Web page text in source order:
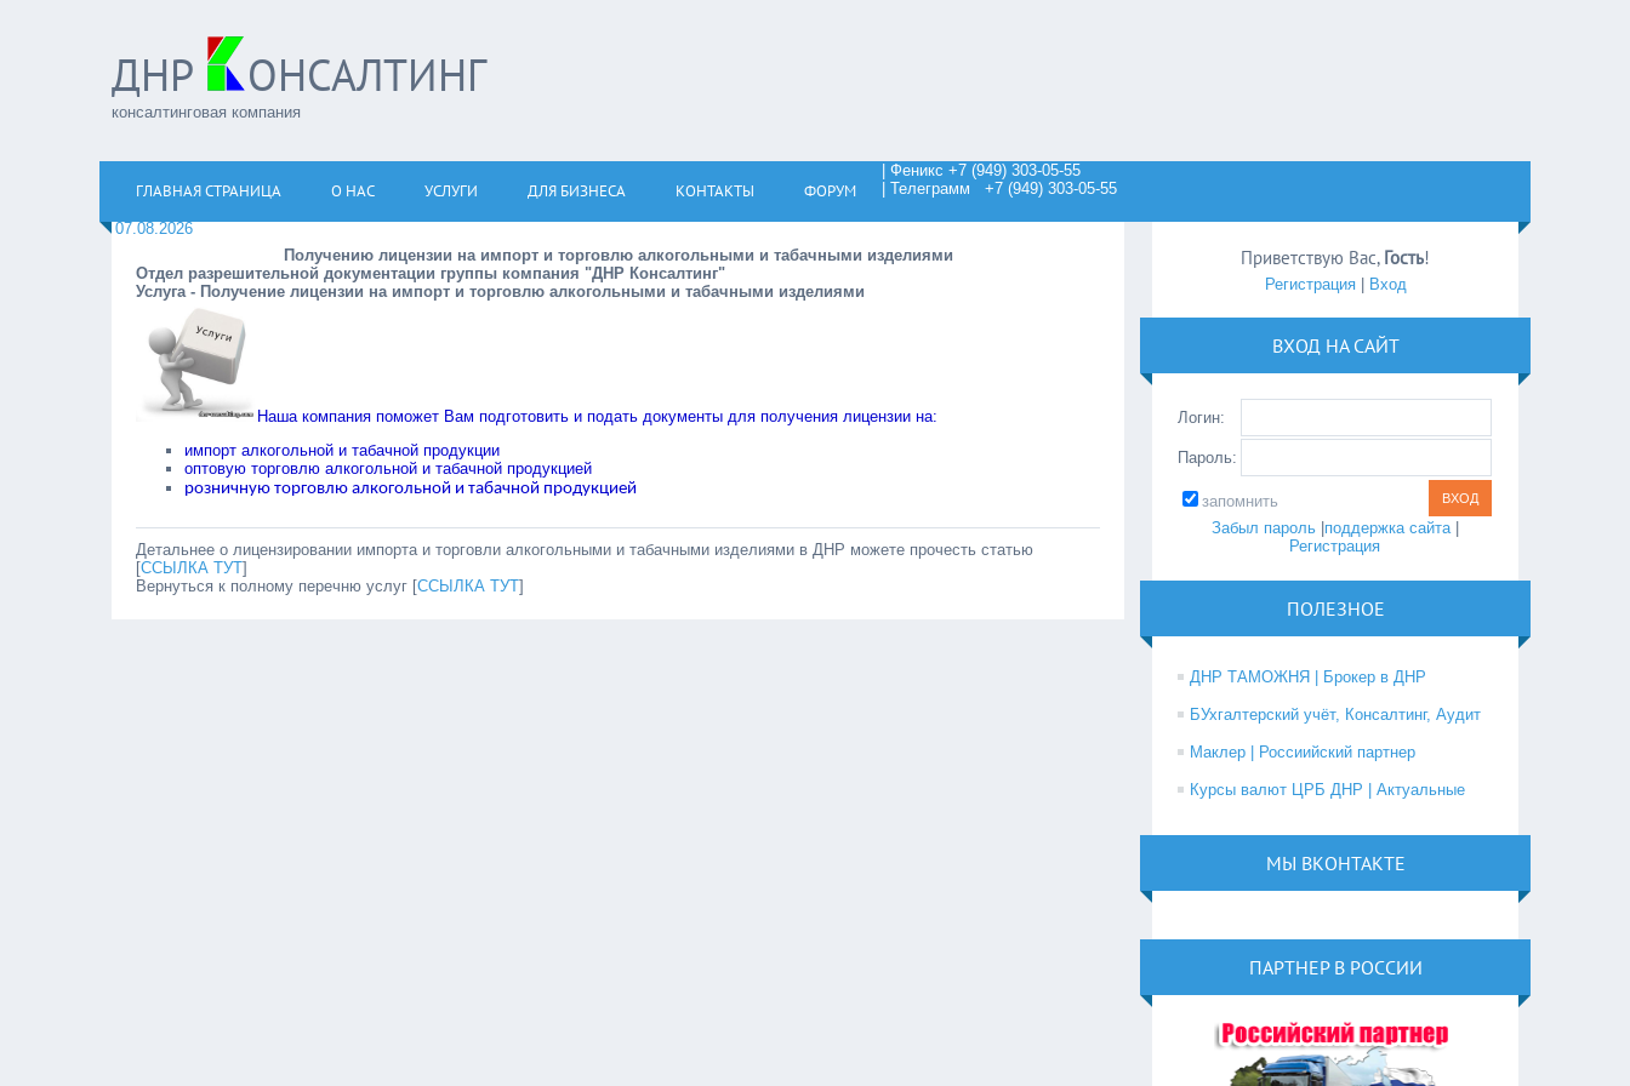
ДНР ОНСАЛТИНГ
консалтинговая компания
07.08.2026
ГЛАВНАЯ СТРАНИЦА О НАС УСЛУГИ ДЛЯ БИЗНЕСА КОНТАКТЫ ФОРУМ
| Феникс +7 (949) 303-05-55
| Телеграмм +7 (949) 303-05-55
Получению лицензии на импорт и торговлю алкогольными и табачными изделиями
Отдел разрешительной документации группы компания "ДНР Консалтинг"
Услуга - Получение лицензии на импорт и торговлю алкогольными и табачными изделиями
Наша компания поможет Вам подготовить и подать документы для получения лицензии на:
импорт алкогольной и табачной продукции
оптовую торговлю алкогольной и табачной продукцией
розничную торговлю алкогольной и табачной продукцией
Детальнее о лицензировании импорта и торговли алкогольными и табачными изделиями в ДНР можете прочесть статью
[ССЫЛКА ТУТ]
Вернуться к полному перечню услуг [ССЫЛКА ТУТ]
Приветствую Вас, Гость!
Регистрация| Вход
ВХОД НА САЙТ
Логин:
Пароль:
запомнить
Забыл пароль| поддержка сайта|
Регистрация
ПОЛЕЗНОЕ
ДНР ТАМОЖНЯ | Брокер в ДНР
БУхгалтерский учёт, Консалтинг, Аудит
Маклер | Россиийский партнер
Курсы валют ЦРБ ДНР | Актуальные
МЫ ВКОНТАКТЕ
ПАРТНЕР В РОССИИ